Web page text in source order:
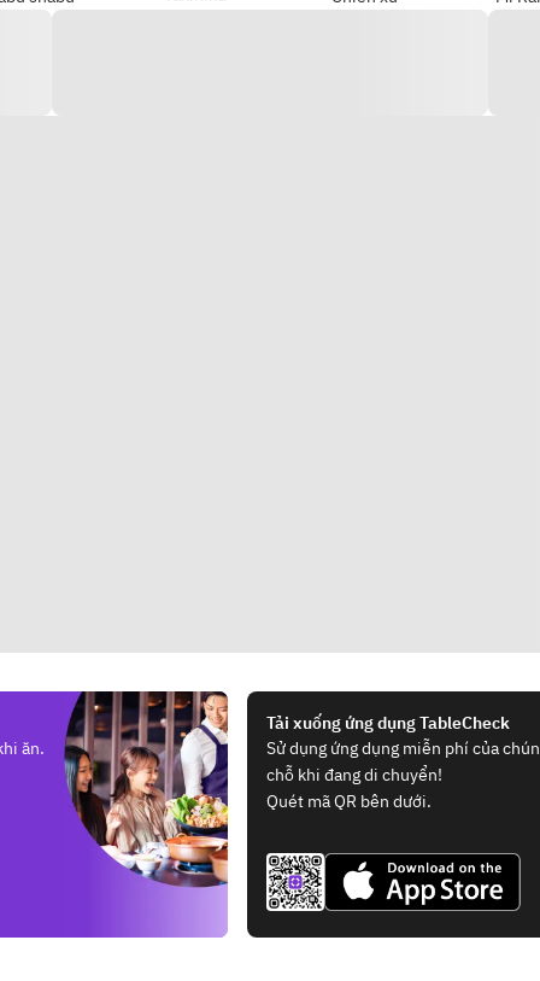
ăn.
Tải xuống ứng dụng TableCheck
Sử dụng ứng dụng miễn phí của
chỗ khi đang di chuyển!
Quét mã QR bên dưới.